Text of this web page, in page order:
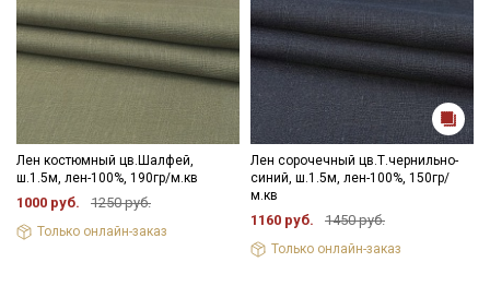
Лен костюмный цв.Шалфей,
ш.1.5м, лен-100%, 190гр/м.кв
1000 руб. 1250 руб.
Только онлайн-заказ
Лен сорочечный цв.Т.чернильно-
синий, ш.1.5м, лен-100%, 150гр/
м.кв
1160 руб. 1450 руб.
Только онлайн-заказ